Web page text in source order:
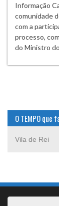
Informação
comunidade
com a
processo,
do Ministro
O TEMPO que
Vila de Rei